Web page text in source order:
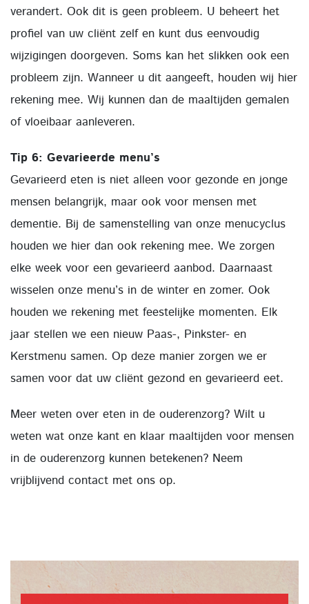
verandert. Ook dit is geen probleem. U beheert het
profiel van uw cliënt zelf en kunt dus eenvoudig
wijzigingen doorgeven. Soms kan het slikken ook een
probleem zijn. Wanneer u dit aangeeft, houden wij hier
rekening mee. Wij kunnen dan de maaltijden gemalen
of vloeibaar aanleveren.
Tip 6: Gevarieerde menu’s
Gevarieerd eten is niet alleen voor gezonde en jonge
mensen belangrijk, maar ook voor mensen met
dementie. Bij de samenstelling van onze menucyclus
houden we hier dan ook rekening mee. We zorgen
elke week voor een gevarieerd aanbod. Daarnaast
wisselen onze menu’s in de winter en zomer. Ook
houden we rekening met feestelijke momenten. Elk
jaar stellen we een nieuw Paas-, Pinkster- en
Kerstmenu samen. Op deze manier zorgen we er
samen voor dat uw cliënt gezond en gevarieerd eet.
Meer weten over eten in de ouderenzorg? Wilt u
weten wat onze kant en klaar maaltijden voor mensen
in de ouderenzorg kunnen betekenen? Neem
vrijblijvend contact met ons op.